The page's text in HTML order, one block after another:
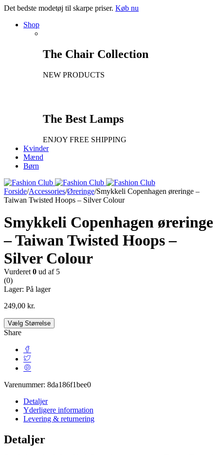
Det bedste modetøj til skarpe priser. Køb nu
Shop
The Chair Collection
NEW PRODUCTS
The Best Lamps
ENJOY FREE SHIPPING
Kvinder
Mænd
Børn
Forside/Accessories/Øreringe/Smykkeli Copenhagen øreringe –
Taiwan Twisted Hoops – Silver Colour
Smykkeli Copenhagen øreringe
– Taiwan Twisted Hoops –
Silver Colour
Vurderet 0 ud af 5
(0)
Lager: På lager
249,00 kr.
Vælg Størrelse
Share
Varenummer: 8da186f1bee0
Detaljer
Yderligere information
Levering & returnering
Detaljer